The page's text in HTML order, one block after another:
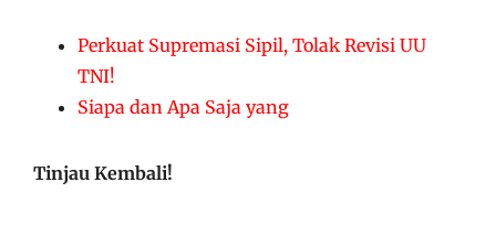
Perkuat Supremasi Sipil, Tolak Revisi UU
TNI!
Siapa dan Apa Saja yang
Tinjau Kembali!